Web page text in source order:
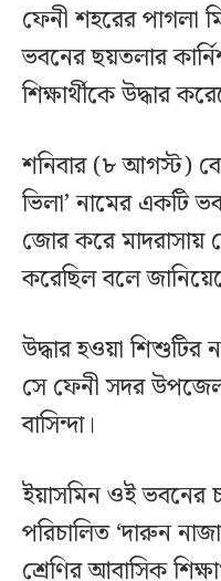
ফেনী শহরের পাগলা
ভবনের ছয়তলার
শিক্ষার্থীকে উদ্ধার
শনিবার (৮ আগস্ট)
ভিলা’ নামের একটি
জোর করে মাদরাসায়
করেছিল বলে
উদ্ধার হওয়া
সে ফেনী সদর
বাসিন্দা।
ইয়াসমিন ওই ভবনের
পরিচালিত ‘দারুন
শ্রেণির আবাসিক